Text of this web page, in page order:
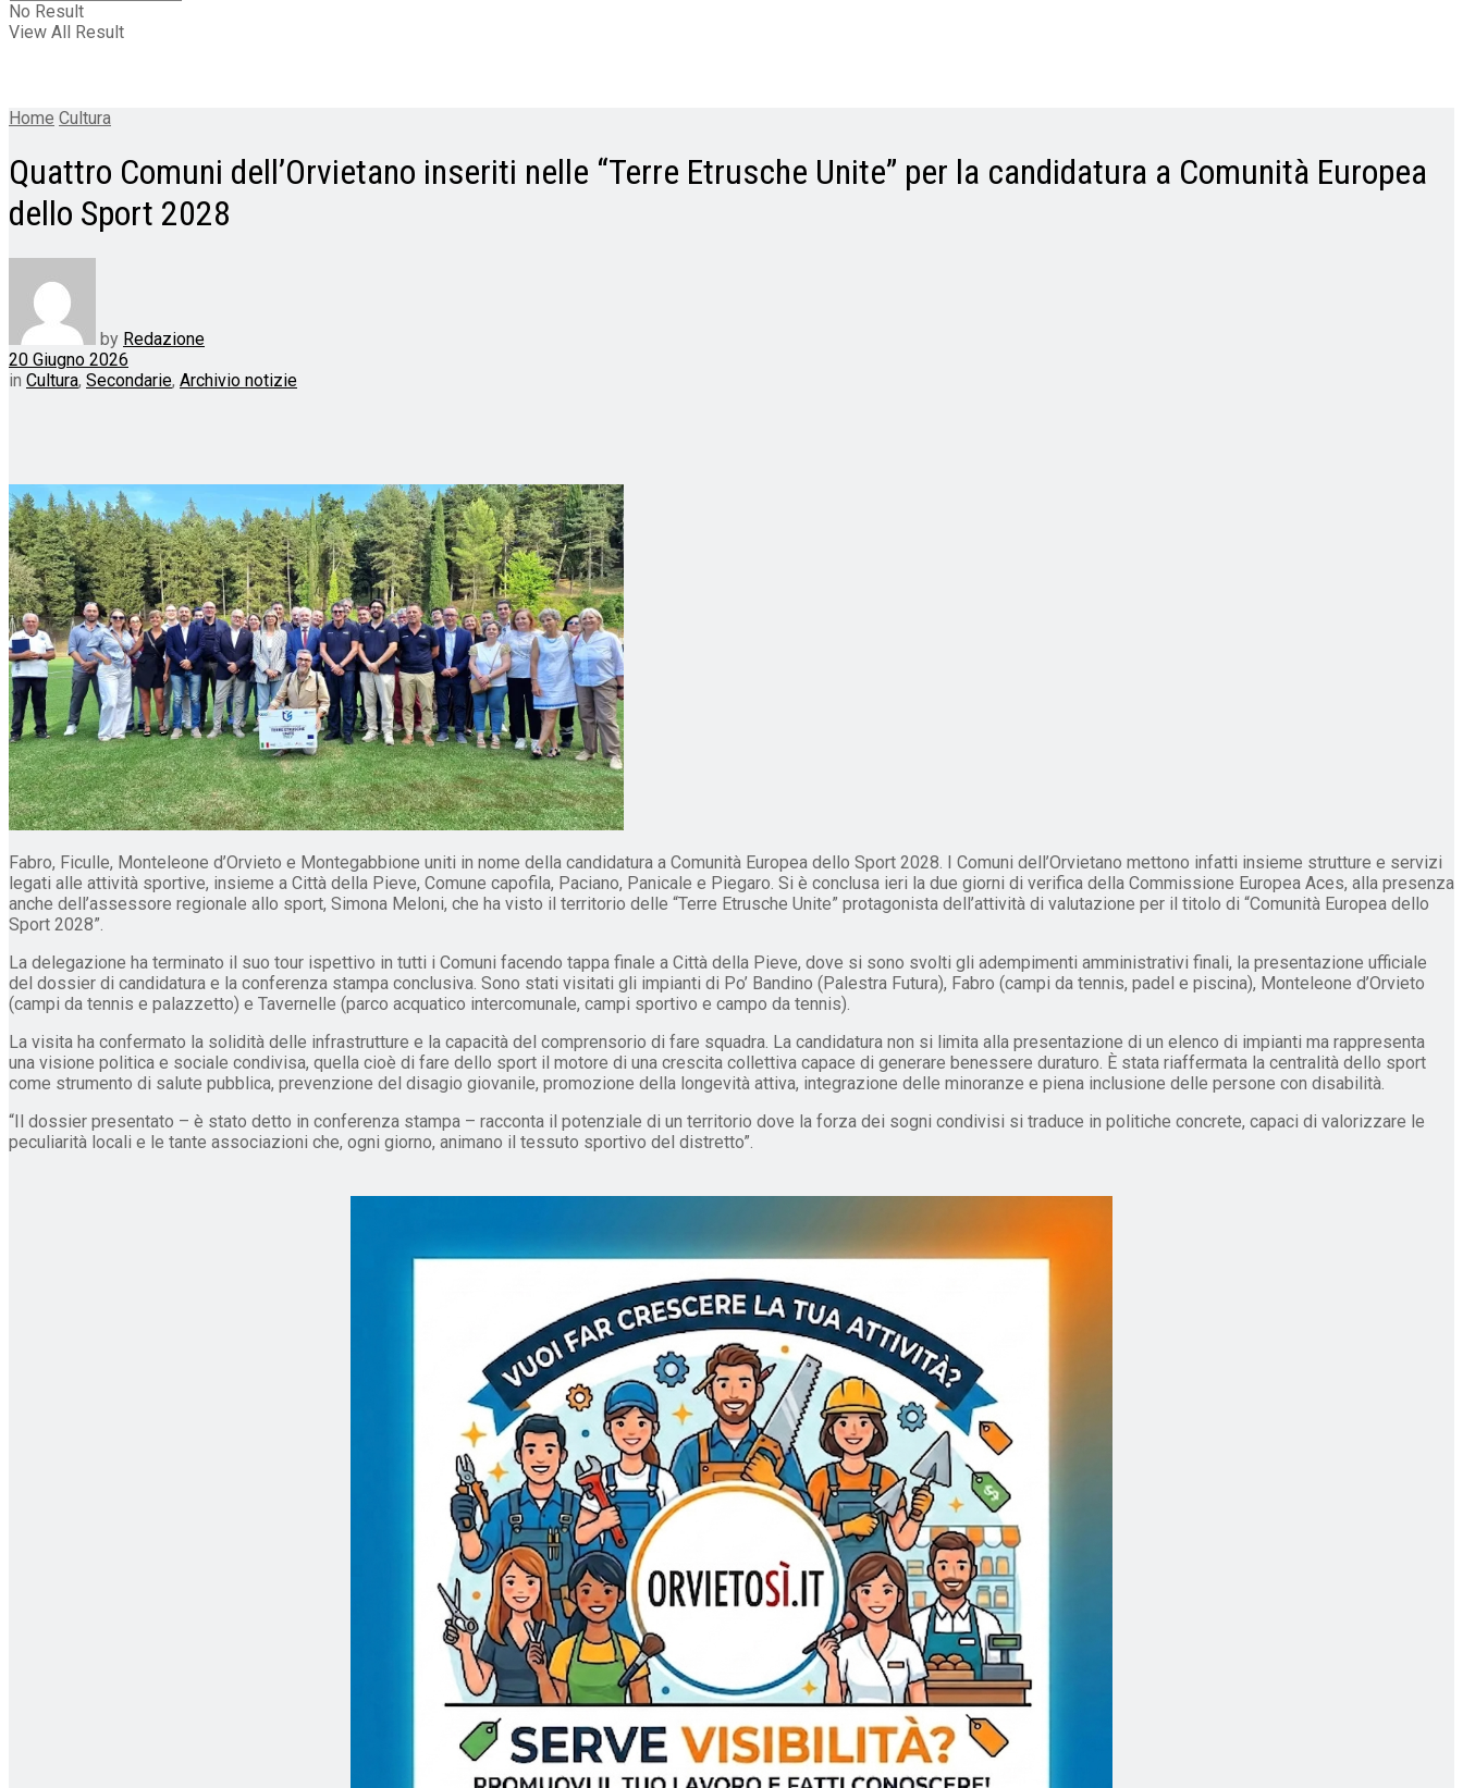
No Result
View All Result
Home Cultura
Quattro Comuni dell’Orvietano inseriti nelle “Terre Etrusche Unite” per la candidatura a Comunità Europea
dello Sport 2028
by Redazione
20 Giugno 2026
in Cultura, Secondarie, Archivio notizie
Fabro, Ficulle, Monteleone d’Orvieto e Montegabbione uniti in nome della candidatura a Comunità Europea dello Sport 2028. I Comuni dell’Orvietano mettono infatti insieme strutture e servizi
legati alle attività sportive, insieme a Città della Pieve, Comune capofila, Paciano, Panicale e Piegaro. Si è conclusa ieri la due giorni di verifica della Commissione Europea Aces, alla presenza
anche dell’assessore regionale allo sport, Simona Meloni, che ha visto il territorio delle “Terre Etrusche Unite” protagonista dell’attività di valutazione per il titolo di “Comunità Europea dello
Sport 2028”.
La delegazione ha terminato il suo tour ispettivo in tutti i Comuni facendo tappa finale a Città della Pieve, dove si sono svolti gli adempimenti amministrativi finali, la presentazione ufficiale
del dossier di candidatura e la conferenza stampa conclusiva. Sono stati visitati gli impianti di Po’ Bandino (Palestra Futura), Fabro (campi da tennis, padel e piscina), Monteleone d’Orvieto
(campi da tennis e palazzetto) e Tavernelle (parco acquatico intercomunale, campi sportivo e campo da tennis).
La visita ha confermato la solidità delle infrastrutture e la capacità del comprensorio di fare squadra. La candidatura non si limita alla presentazione di un elenco di impianti ma rappresenta
una visione politica e sociale condivisa, quella cioè di fare dello sport il motore di una crescita collettiva capace di generare benessere duraturo. È stata riaffermata la centralità dello sport
come strumento di salute pubblica, prevenzione del disagio giovanile, promozione della longevità attiva, integrazione delle minoranze e piena inclusione delle persone con disabilità.
“Il dossier presentato – è stato detto in conferenza stampa – racconta il potenziale di un territorio dove la forza dei sogni condivisi si traduce in politiche concrete, capaci di valorizzare le
peculiarità locali e le tante associazioni che, ogni giorno, animano il tessuto sportivo del distretto”.